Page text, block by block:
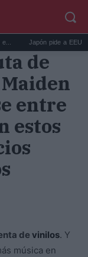
Japón pide a EEUU
de
entre
estos
de vinilos. Y
música en